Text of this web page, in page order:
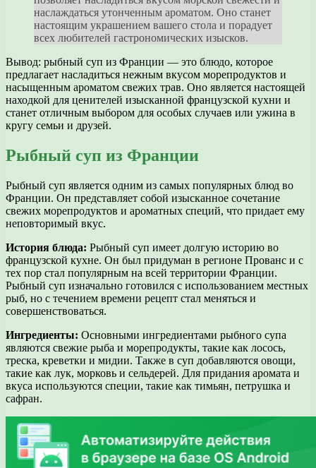
наслаждаться утонченным ароматом. Оно станет
настоящим украшением вашего стола и порадует
всех любителей гастрономических изысков.
Вывод: рыбный суп из Франции — это блюдо, которое
предлагает насладиться нежным вкусом морепродуктов и
насыщенным ароматом свежих трав. Оно является настоящей
находкой для ценителей изысканной французской кухни и
станет отличным выбором для особых случаев или ужина в
кругу семьи и друзей.
Рыбный суп из Франции
Рыбный суп является одним из самых популярных блюд во
Франции. Он представляет собой изысканное сочетание
свежих морепродуктов и ароматных специй, что придает ему
неповторимый вкус.
История блюда: Рыбный суп имеет долгую историю во
французской кухне. Он был придуман в регионе Прованс и с
тех пор стал популярным на всей территории Франции.
Рыбный суп изначально готовился с использованием местных
рыб, но с течением времени рецепт стал меняться и
совершенствоваться.
Ингредиенты: Основными ингредиентами рыбного супа
являются свежие рыба и морепродукты, такие как лосось,
треска, креветки и мидии. Также в суп добавляются овощи,
такие как лук, морковь и сельдерей. Для придания аромата и
вкуса используются специи, такие как тимьян, петрушка и
сафран.